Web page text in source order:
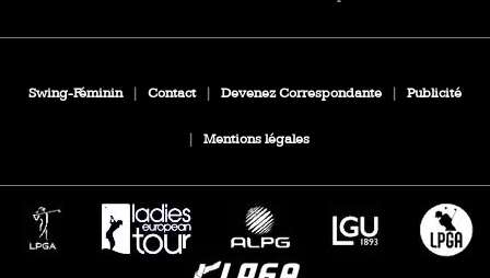
Swing-Féminin Contact Devenez Correspondante Publicité
Mentions légales